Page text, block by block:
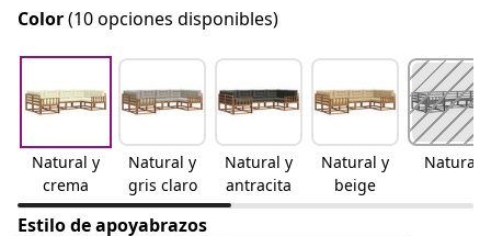
Color(10 opciones disponibles)
Natural y
crema
Natural y
gris claro
Natural y
antracita
Natural y
beige
Natural
Estilo de apoyabrazos